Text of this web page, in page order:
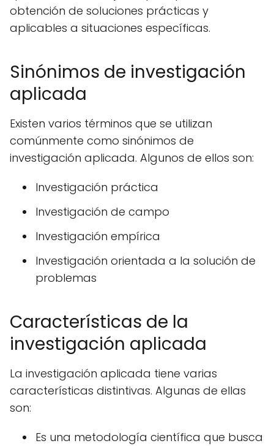
obtención de soluciones prácticas y
aplicables a situaciones específicas.
Sinónimos de investigación
aplicada
Existen varios términos que se utilizan
comúnmente como sinónimos de
investigación aplicada. Algunos de ellos son:
Investigación práctica
Investigación de campo
Investigación empírica
Investigación orientada a la solución de
problemas
Características de la
investigación aplicada
La investigación aplicada tiene varias
características distintivas. Algunas de ellas
son:
Es una metodología científica que busca